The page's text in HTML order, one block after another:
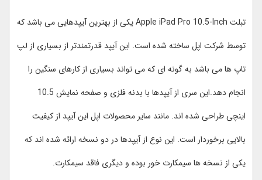
تبلت Apple iPad Pro 10.5-Inch یکی از بهترین آیپدهایی می باشد که
توسط شرکت اپل ساخته شده است. این آیپد قدرتمندتر از بسیاری از لپ
تاپ ها می باشد به گونه ای که می تواند بسیاری از کارهای سنگین را
انجام دهد.این سری از آیپدها با بدنه فلزی و صفحه نمایش 10.5
اینچی طراحی شده اند. مانند سایر محصولات اپل این آیپد از کیفیت
بالایی برخوردار است. این نوع از آیپدها در دو نسخه ارائه شده اند که
یکی از نسخه ها سیمکارت خور بوده و دیگری فاقد سیمکارت.